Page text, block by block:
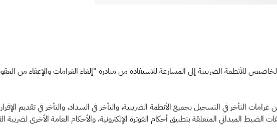
التأخر في التسجيل بجميع الأنظمة الضريبية، والتأخر في السداد، والتأخر في تقديم
الضبط الميداني المتعلقة بتطبيق أحكام الفوترة الإلكترونية، والأحكام العامة الأخرى لضريبة